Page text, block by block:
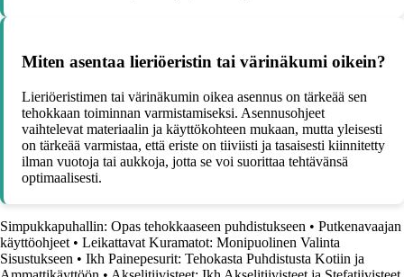
Miten asentaa lieriöeristin tai värinäkumi oikein?
Lieriöeristimen tai värinäkumin oikea asennus on tärkeää sen
tehokkaan toiminnan varmistamiseksi. Asennusohjeet
vaihtelevat materiaalin ja käyttökohteen mukaan, mutta yleisesti
on tärkeää varmistaa, että eriste on tiiviisti ja tasaisesti kiinnitetty
ilman vuotoja tai aukkoja, jotta se voi suorittaa tehtävänsä
optimaalisesti.
Simpukkapuhallin: Opas tehokkaaseen puhdistukseen • Putkenavaajan
käyttöohjeet • Leikattavat Kuramatot: Monipuolinen Valinta
Sisustukseen • Ikh Painepesurit: Tehokasta Puhdistusta Kotiin ja